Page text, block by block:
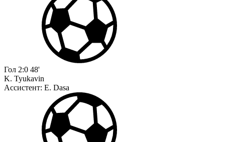
Гол 2:0 48'
K. Tyukavin
Ассистент: E. Dasa